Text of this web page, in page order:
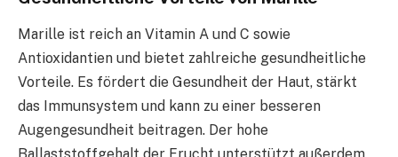
Marille ist reich an Vitamin A und C sowie
Antioxidantien und bietet zahlreiche gesundheitliche
Vorteile. Es fördert die Gesundheit der Haut, stärkt
das Immunsystem und kann zu einer besseren
Augengesundheit beitragen. Der hohe